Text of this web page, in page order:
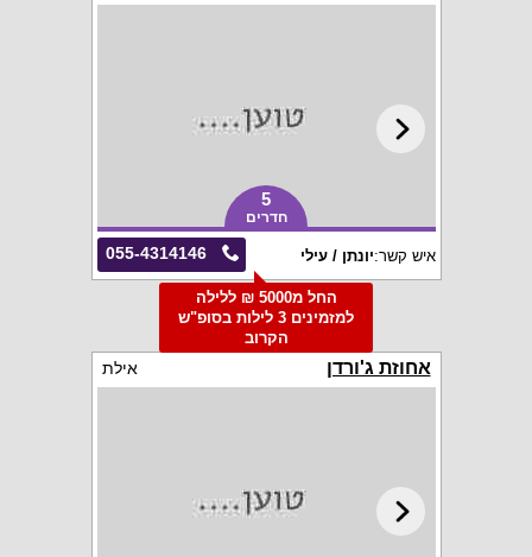
5
חדרים
055-4314146 איש קשר:יונתן / עילי
החל מ5000 ₪ ללילה
למזמינים 3 לילות בסופ"ש
הקרוב
אחוזת ג'ורדן אילת